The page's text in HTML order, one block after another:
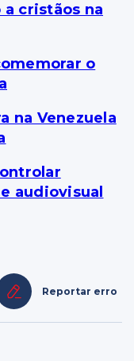
cristãos na
o
na Venezuela
audiovisual
Reportar erro